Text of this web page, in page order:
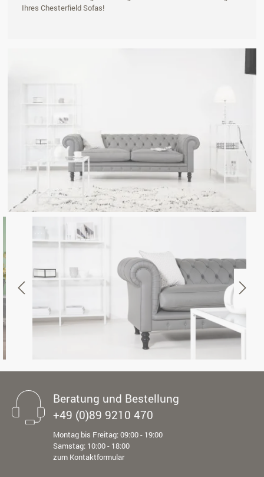
Ihres Chesterfield Sofas!
Beratung und Bestellung
+49 (0)89 9210 470
Montag bis Freitag: 09:00 - 19:00
Samstag: 10:00 - 18:00
zum Kontaktformular